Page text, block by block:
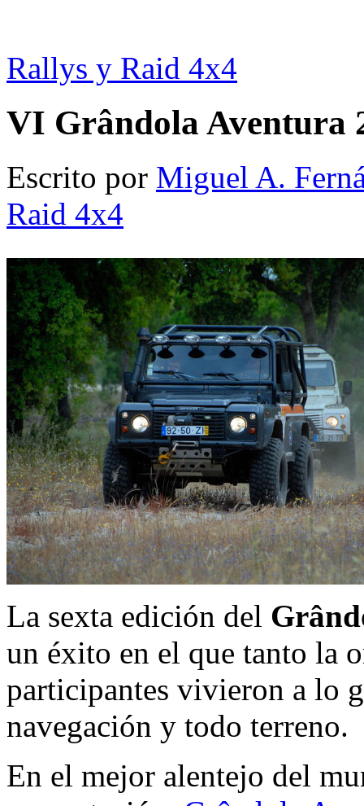
Rallys y Raid 4x4
VI Grândola Aventura
Escrito por Miguel A.
Raid 4x4
La sexta edición del
un éxito en el que tanto la
participantes vivieron a lo
navegación y todo terreno.
En el mejor alentejo del